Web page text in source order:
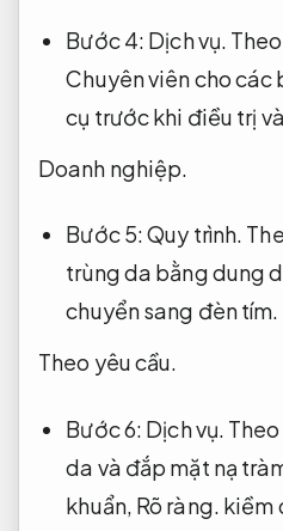
Bước 4: Dịch vụ.
Chuyên viên cho các
cụ trước khi điều trị
Doanh nghiệp.
Bước 5:Quy trình.
trùng da bằng dung
chuyển sang đèn tím.
Theo yêu cầu.
Bước 6: Dịch vụ.
da và đắp mặt nạ
khuẩn, Rõ ràng. kiềm